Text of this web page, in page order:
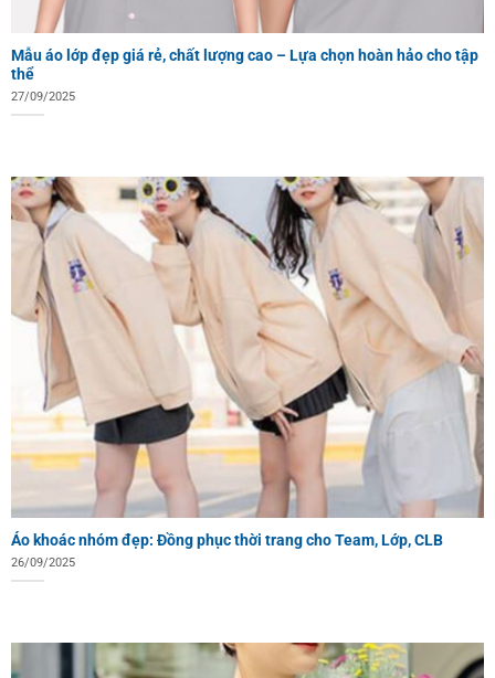
Mẫu áo lớp đẹp giá rẻ, chất lượng cao – Lựa chọn hoàn hảo cho tập
thể
27/09/2025
Áo khoác nhóm đẹp: Đồng phục thời trang cho Team, Lớp, CLB
26/09/2025